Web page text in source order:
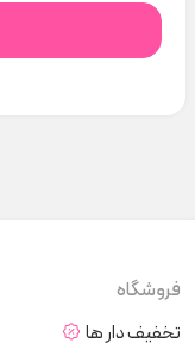
فروشگاه
تخفیف دار ها